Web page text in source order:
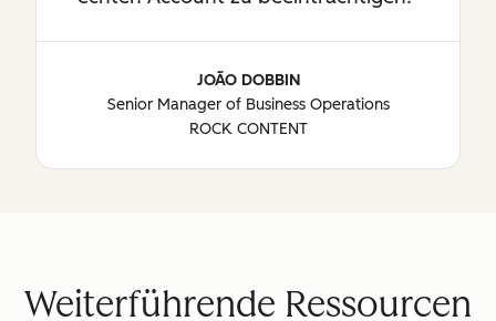
JOÃO DOBBIN
Senior Manager of Business Operations
ROCK CONTENT
Weiterführende Ressourcen